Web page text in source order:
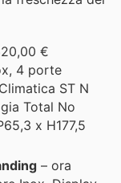
€
4 porte
ST N
Total No
x H177,5
– ora